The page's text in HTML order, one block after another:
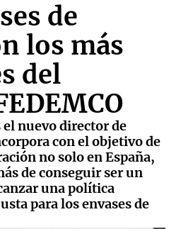
de
los más
del
nuevo director de
con el objetivo de
no solo en España,
de conseguir ser un
una política
para los envases de